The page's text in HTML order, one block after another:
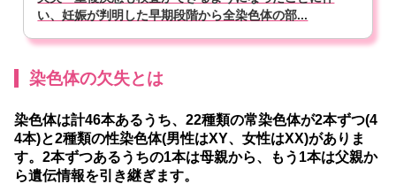
い、妊娠が判明した早期段階から全染色体の部...
染色体の欠失とは
染色体は計46本あるうち、22種類の常染色体が2本ずつ(4
4本)と2種類の性染色体(男性はXY、女性はXX)がありま
す。2本ずつあるうちの1本は母親から、もう1本は父親か
ら遺伝情報を引き継ぎます。